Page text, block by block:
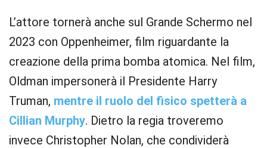
L’attore tornerà anche sul Grande Schermo nel
2023 con Oppenheimer, film riguardante la
creazione della prima bomba atomica. Nel film,
Oldman impersonerà il Presidente Harry
Truman, mentre il ruolo del fisico spetterà a
Cillian Murphy. Dietro la regia troveremo
invece Christopher Nolan, che condividerà